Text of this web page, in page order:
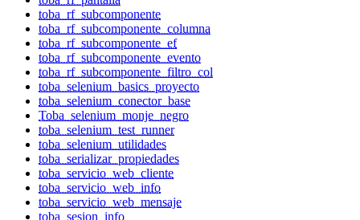
toba_rf_subcomponente
toba_rf_subcomponente_columna
toba_rf_subcomponente_ef
toba_rf_subcomponente_evento
toba_rf_subcomponente_filtro_col
toba_selenium_basics_proyecto
toba_selenium_conector_base
Toba_selenium_monje_negro
toba_selenium_test_runner
toba_selenium_utilidades
toba_serializar_propiedades
toba_servicio_web_cliente
toba_servicio_web_info
toba_servicio_web_mensaje
toba_sesion_info